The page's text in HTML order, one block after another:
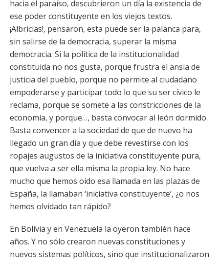
hacia el paraíso, descubrieron un día la existencia de
ese poder constituyente en los viejos textos.
¡Albricias!, pensaron, esta puede ser la palanca para,
sin salirse de la democracia, superar la misma
democracia. Si la política de la institucionalidad
constituida no nos gusta, porque frustra el ansia de
justicia del pueblo, porque no permite al ciudadano
empoderarse y participar todo lo que su ser cívico le
reclama, porque se somete a las constricciones de la
economía, y porque…, basta convocar al león dormido.
Basta convencer a la sociedad de que de nuevo ha
llegado un gran día y que debe revestirse con los
ropajes augustos de la iniciativa constituyente pura,
que vuelva a ser ella misma la propia ley. No hace
mucho que hemos oído esa llamada en las plazas de
España, la llamaban ‘iniciativa constituyente’, ¿o nos
hemos olvidado tan rápido?
En Bolivia y en Venezuela la oyeron también hace
años. Y no sólo crearon nuevas constituciones y
nuevos sistemas políticos, sino que institucionalizaron